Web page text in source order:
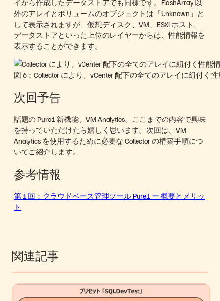
イから作成したデータストアでも同様です。FlashArray 以
外のアレイとボリュームのオブジェクトは「Unknown」と
して表示されますが、仮想ディスク、VM、ESXi ホスト、
データストアといった上位のレイヤーからは、性能情報を
表示することができます。
図 6：Collector により、vCenter 配下の全てのアレイに紐付く
次回予告
話題の Pure1 新機能、VM Analytics。ここまでの内容で興味
を持っていただけたら嬉しく思います。次回は、VM
Analytics を使用するために必要な Collector の構築手順につ
いてご紹介します。
参考情報
第 1 回：クラウドベース管理ツール Pure1 ー 概要とメリッ
ト
関連記事